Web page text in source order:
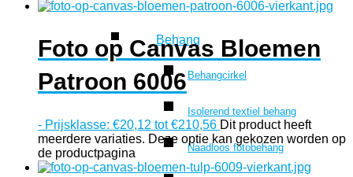
Behang
Behangcirkel
Isolerend textiel behang
Naadloos fotobehang
Foto op Canvas Bloemen
Patroon 6006
- Prijsklasse: €20,12 tot €210,56 Dit product heeft
meerdere variaties. Deze optie kan gekozen worden op
de productpagina